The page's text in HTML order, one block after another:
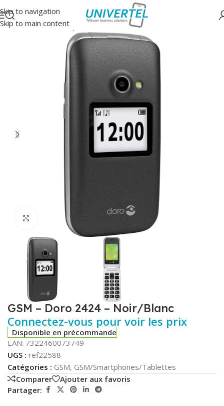
Skip to navigation
Skip to main content
Accueil/GSM/Smartphones/Tablettes/GSM
Click to enlarge
GSM – Doro 2424 – Noir/Blanc
Connectez-vous pour voir les prix
Disponible en précommande
EAN: 7322460073749
UGS : ref22588
Catégories : GSM, GSM/Smartphones/Tablettes
Comparer
Ajouter aux favoris
Partager: